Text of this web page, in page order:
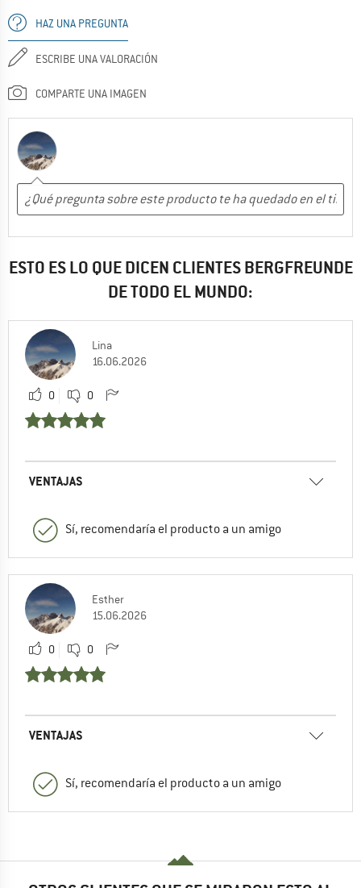
HAZ UNA PREGUNTA
ESCRIBE UNA VALORACIÓN
COMPARTE UNA IMAGEN
ESTO ES LO QUE DICEN CLIENTES BERGFREUNDE
DE TODO EL MUNDO:
Lina
16.06.2026
0 0
VENTAJAS
Sí, recomendaría el producto a un amigo
Esther
15.06.2026
0 0
VENTAJAS
Sí, recomendaría el producto a un amigo